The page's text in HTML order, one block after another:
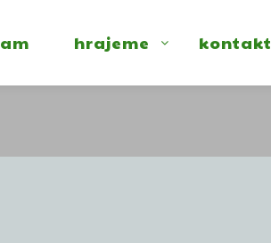
hrajeme kontakt